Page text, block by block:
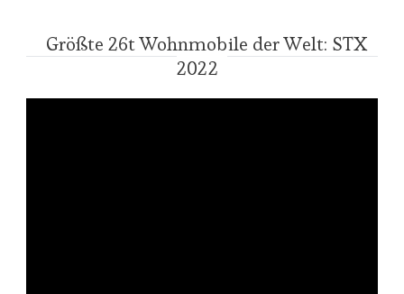
Größte 26t Wohnmobile der Welt: STX
2022